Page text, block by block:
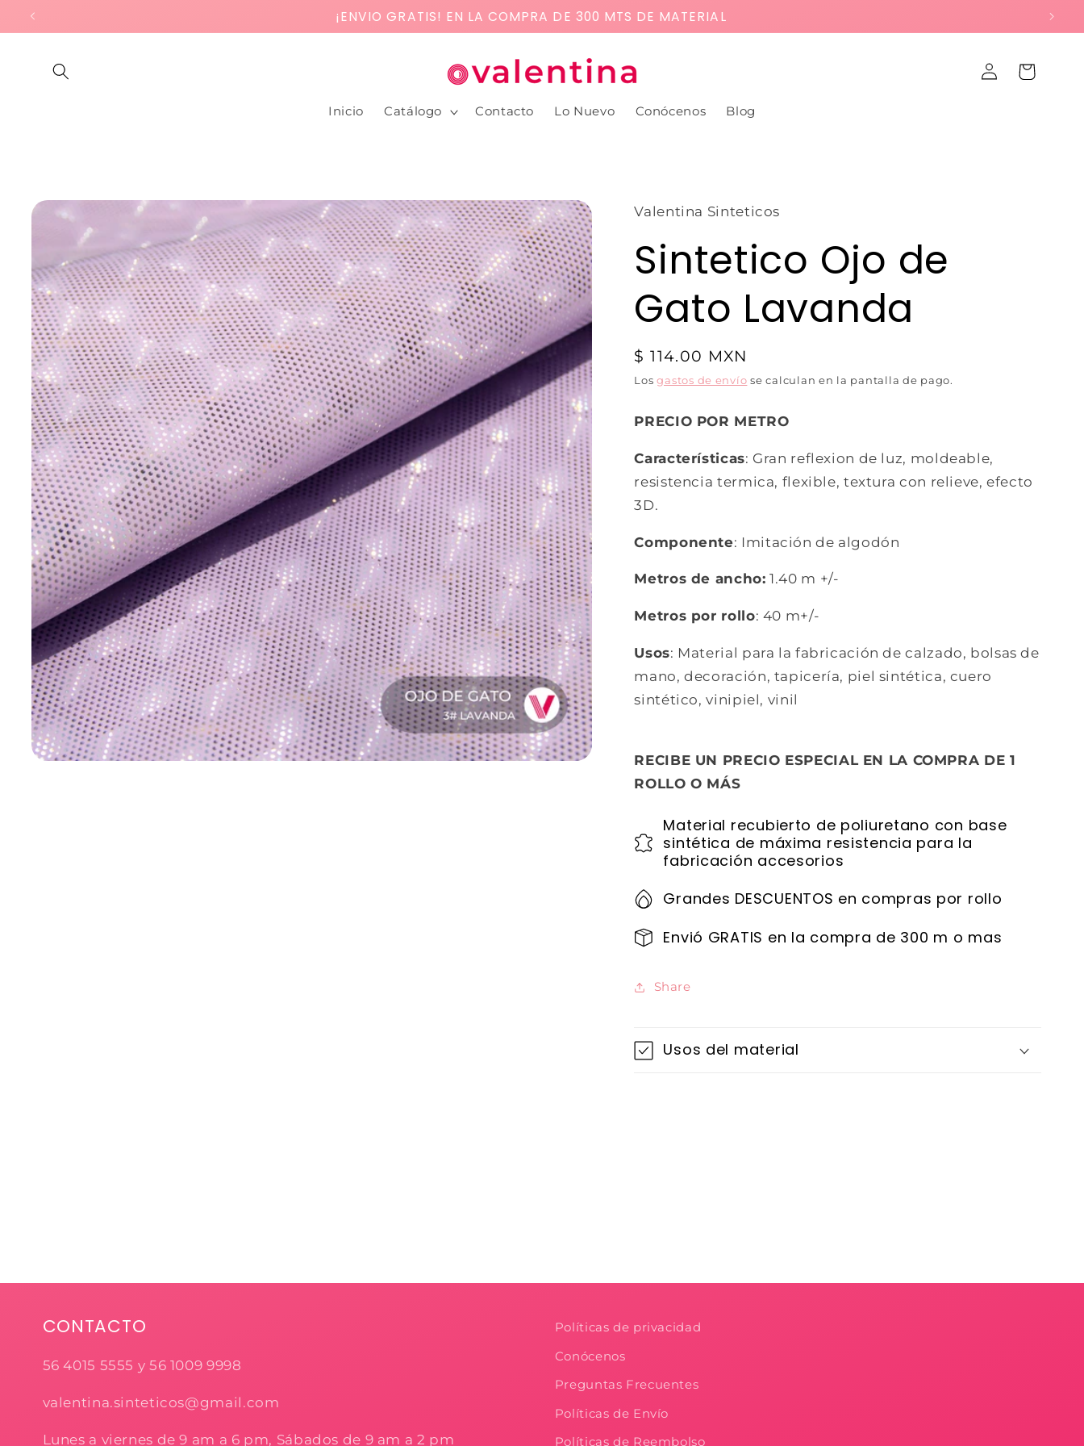
directamente
al contenido
¡ENVIO GRATIS! EN LA COMPRA DE 300 MTS DE MATERIAL
Inicio Catálogo Contacto Lo Nuevo Conócenos Blog
Iniciar
sesión
Carrito
directamente
a la
información
del producto
Valentina Sinteticos
Sintetico Ojo de
Gato Lavanda
$ 114.00 MXN
Losgastos de envío se calculan en la pantalla de pago.
PRECIO POR METRO
Características: Gran reflexion de luz, moldeable,
resistencia termica, flexible, textura con relieve, efecto
3D.
Componente: Imitación de algodón
Metros de ancho: 1.40 m +/-
Metros por rollo: 40 m+/-
Usos: Material para la fabricación de calzado, bolsas de
mano, decoración, tapicería, piel sintética, cuero
sintético, vinipiel, vinil
RECIBE UN PRECIO ESPECIAL EN LA COMPRA DE 1
ROLLO O MÁS
Material recubierto de poliuretano con base
sintética de máxima resistencia para la
fabricación accesorios
Grandes DESCUENTOS en compras por rollo
Envió GRATIS en la compra de 300 m o mas
Share
Usos del material
CONTACTO
56 4015 5555 y 56 1009 9998
valentina.sinteticos@gmail.com
Lunes a viernes de 9 am a 6 pm, Sábados de 9 am a 2 pm
Políticas de privacidad
Conócenos
Preguntas Frecuentes
Políticas de Envío
Políticas de Reembolso